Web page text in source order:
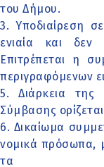
του Δήμου.
3. Υποδιαίρεση
ενιαία και δεν
Επιτρέπεται η
περιγραφόμενων
5. Διάρκεια
Σύμβασης
6. Δικαίωμα
νομικά πρόσωπα,
τα